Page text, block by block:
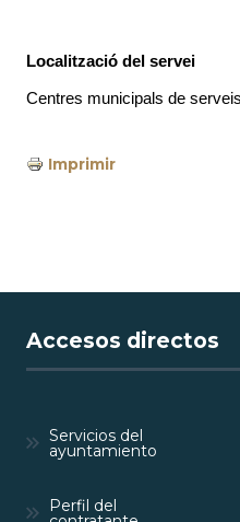
Localització del servei
Centres municipals de
Imprimir
Accesos directos
Servicios del
ayuntamiento
Perfil del